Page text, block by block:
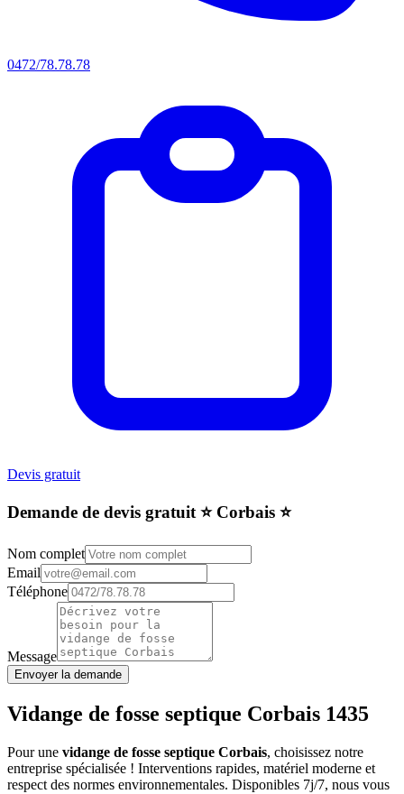
0472/78.78.78
Devis gratuit
Demande de devis gratuit ⭐️ Corbais ⭐️
Nom complet
Email
Téléphone
Message
Envoyer la demande
Vidange de fosse septique Corbais 1435
Pour une vidange de fosse septique Corbais, choisissez notre
entreprise spécialisée ! Interventions rapides, matériel moderne et
respect des normes environnementales. Disponibles 7j/7, nous vous